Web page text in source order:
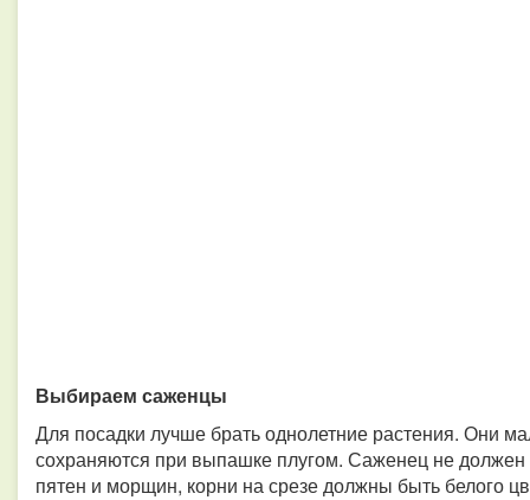
Выбираем саженцы
Для посадки лучше брать однолетние растения. Они
сохраняются при выпашке плугом. Саженец не должен
пятен и морщин, корни на срезе должны быть белого